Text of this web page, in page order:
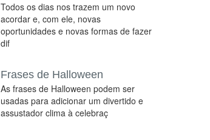
Todos os dias nos trazem um novo
acordar e, com ele, novas
oportunidades e novas formas de fazer
dif
Frases de Halloween
As frases de Halloween podem ser
usadas para adicionar um divertido e
assustador clima à celebraç